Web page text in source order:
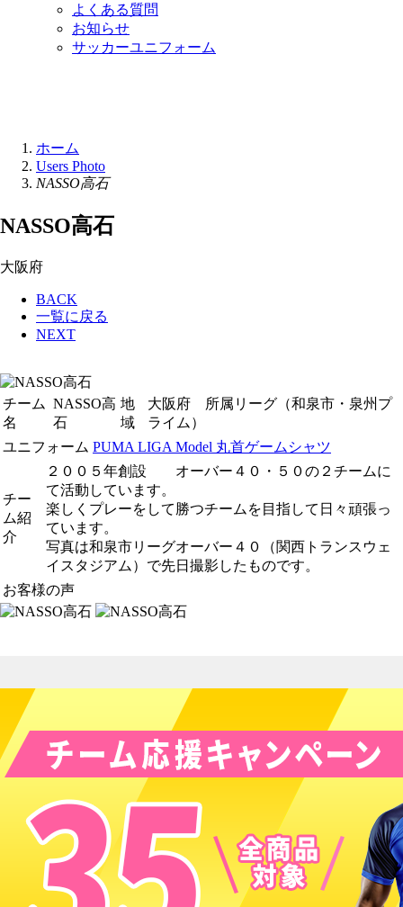
よくある質問
お知らせ
サッカーユニフォーム
ホーム
Users Photo
NASSO高石
NASSO高石
大阪府
BACK
一覧に戻る
NEXT
チーム
名
NASSO高
石
地
域
大阪府 所属リーグ（和泉市・泉州プ
ライム）
ユニフォーム PUMA LIGA Model 丸首ゲームシャツ
チー
ム紹
介
２００５年創設 オーバー４０・５０の２チームに
て活動しています。
楽しくプレーをして勝つチームを目指して日々頑張っ
ています。
写真は和泉市リーグオーバー４０（関西トランスウェ
イスタジアム）で先日撮影したものです。
お客様の声